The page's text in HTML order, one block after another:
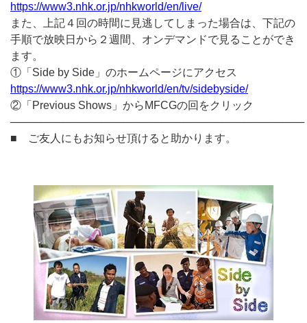
https://www3.nhk.or.jp/nhkworld/en/live/
また、上記４回の時間に見逃してしまった場合は、下記の
手順で放映日から２週間、オンデマンドで見ることができ
ます。
①「Side by Side」のホームページにアクセス
https://www3.nhk.or.jp/nhkworld/en/tv/sidebyside/
②「Previous Shows」からMFCGの回をクリック
───────────────────────────────────────
■ ご友人にもお知らせ頂けると助かります。